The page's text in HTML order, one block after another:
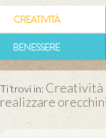
CREATIVITÀ
BENESSERE
Ti trovi in: Creatività
realizzare